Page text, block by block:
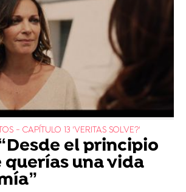
- CAPÍTULO 13 'VERITAS SOLVE?'
el principio
querías una vida